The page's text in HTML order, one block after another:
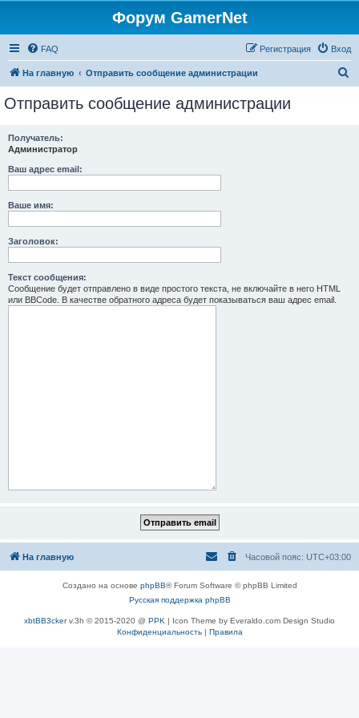
Форум GamerNet
FAQ Вход
Регистрация
На главную Отправить сообщение администрации
Отправить сообщение администрации
Получатель:
Администратор
Ваш адрес email:
Ваше имя:
Заголовок:
Текст сообщения:
Сообщение будет отправлено в виде простого текста, не включайте в него HTML
или BBCode. В качестве обратного адреса будет показываться ваш адрес email.
На главную Часовой пояс: UTC+03:00
Создано на основе phpBB® Forum Software © phpBB Limited
Русская поддержка phpBB
xbtBB3ckerv.3h © 2015-2020 @ PPK | Icon Theme by Everaldo.com Design Studio
Конфиденциальность| Правила